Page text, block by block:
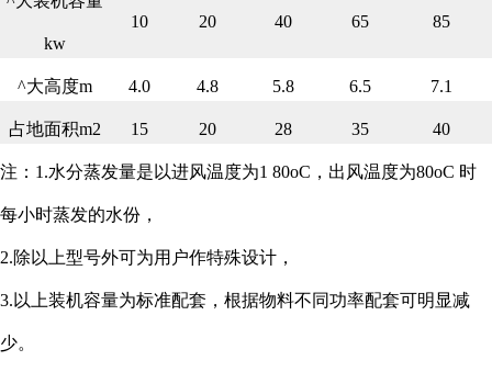
kw
10 20 40 65 85
^大高度m 4.0 4.8 5.8 6.5 7.1
占地面积m2 15 20 28 35 40
注：1.水分蒸发量是以进风温度为1 80oC，出风温度为80oC 时
每小时蒸发的水份，
2.除以上型号外可为用户作特殊设计，
3.以上装机容量为标准配套，根据物料不同功率配套可明显减
少。